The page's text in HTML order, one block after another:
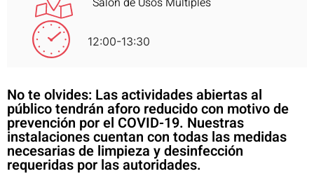
12:00-13:30
No te olvides: Las actividades abiertas al
público tendrán aforo reducido con motivo de
prevención por el COVID-19. Nuestras
instalaciones cuentan con todas las medidas
necesarias de limpieza y desinfección
requeridas por las autoridades.